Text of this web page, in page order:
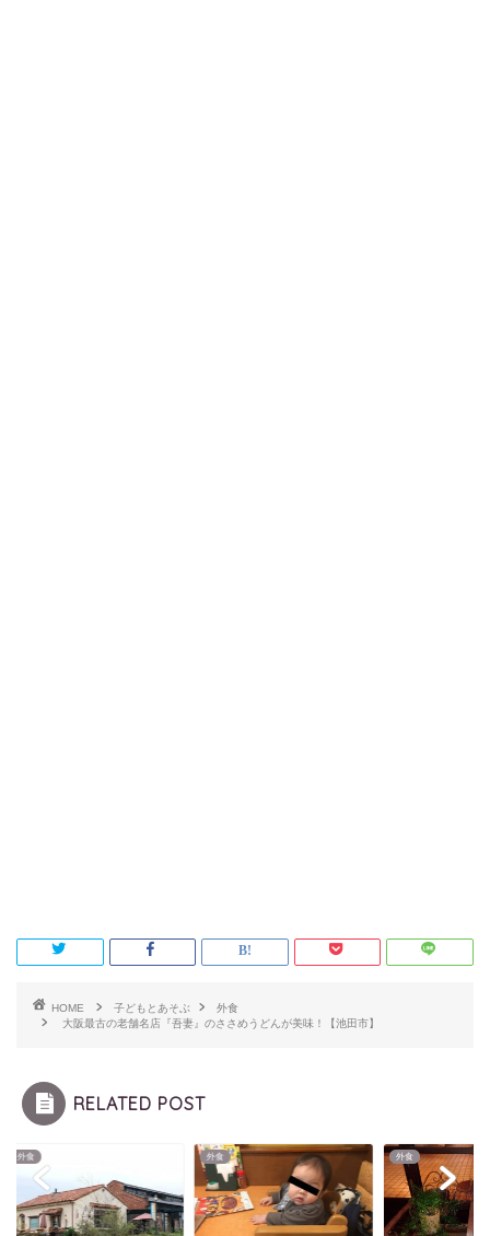
HOME 子どもとあそぶ
外食
大阪最古の老舗名店『吾妻』のささめうどんが美味！【池田市】
RELATED POST
外食